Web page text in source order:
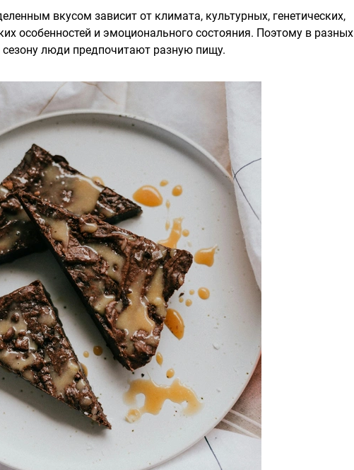
вкусом зависит от климата, культурных, генетических,
особенностей и эмоционального состояния. Поэтому в разных
сезону люди предпочитают разную пищу.